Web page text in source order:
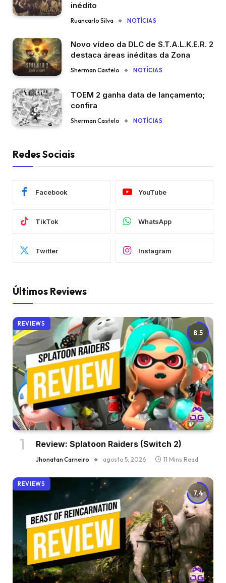
inédito
Ruancarlo Silva NOTÍCIAS
Novo vídeo da DLC de S.T.A.L.K.E.R. 2
destaca áreas inéditas da Zona
Sherman Castelo NOTÍCIAS
TOEM 2 ganha data de lançamento;
confira
Sherman Castelo NOTÍCIAS
Redes Sociais
Facebook YouTube
TikTok WhatsApp
Twitter Instagram
Últimos Reviews
8.5
REVIEWS
Review: Splatoon Raiders (Switch 2)
Jhonatan Carneiro agosto 5, 2026 11 Mins Read
7.4
REVIEWS